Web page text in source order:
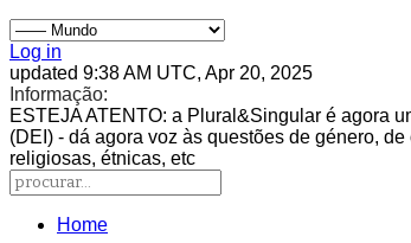
Log in
updated 9:38 AM UTC, Apr 20, 2025
Informação:
ESTEJA ATENTO: a Plural&Singular é agora
(DEI) - dá agora voz às questões de género,
religiosas, étnicas, etc
Home